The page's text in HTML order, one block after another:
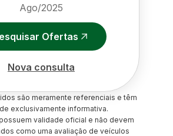
Ago/2025
Ofertas
Nova consulta
são meramente referenciais e têm
exclusivamente informativa.
validade oficial e não devem
como uma avaliação de veículos